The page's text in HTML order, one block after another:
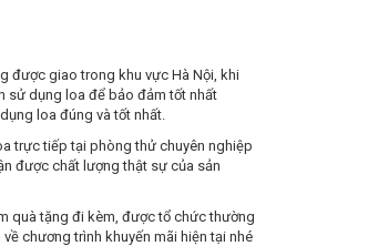
được giao trong khu vực Hà Nội, khi
sử dụng loa để bảo đảm tốt nhất
loa đúng và tốt nhất.
trực tiếp tại phòng thử chuyên nghiệp
được chất lượng thật sự của sản
quà tặng đi kèm, được tổ chức thường
chương trình khuyến mãi hiện tại nhé